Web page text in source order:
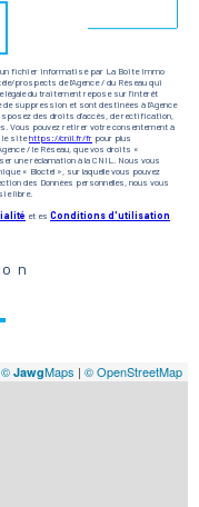
fichier informatisé par La Boite Immo
prospects de l'Agence / du Réseau qui
légale du traitement repose sur l'intérêt
de suppression et sont destinées à l'Agence
des droits d’accès, de rectification,
Vous pouvez retirer votre consentement à
le sitehttps://cnil.fr/fr pour plus
/ le Réseau, que vos droits «
une réclamation à la CNIL. Nous vous
« Bloctel », sur laquelle vous pouvez
des Données personnelles, nous vous
libre.
et es Conditions d'utilisation
© JawgMaps | © OpenStreetMap